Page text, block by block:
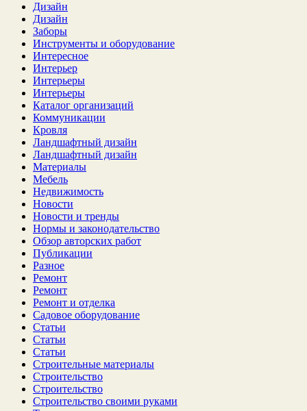
Дизайн
Дизайн
Заборы
Инструменты и оборудование
Интересное
Интерьер
Интерьеры
Интерьеры
Каталог организаций
Коммуникации
Кровля
Ландшафтный дизайн
Ландшафтный дизайн
Материалы
Мебель
Недвижимость
Новости
Новости и тренды
Нормы и законодательство
Обзор авторских работ
Публикации
Разное
Ремонт
Ремонт
Ремонт и отделка
Садовое оборудование
Статьи
Статьи
Статьи
Строительные материалы
Строительство
Строительство
Строительство своими руками